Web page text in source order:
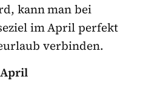
kann man bei
im April perfekt
verbinden.